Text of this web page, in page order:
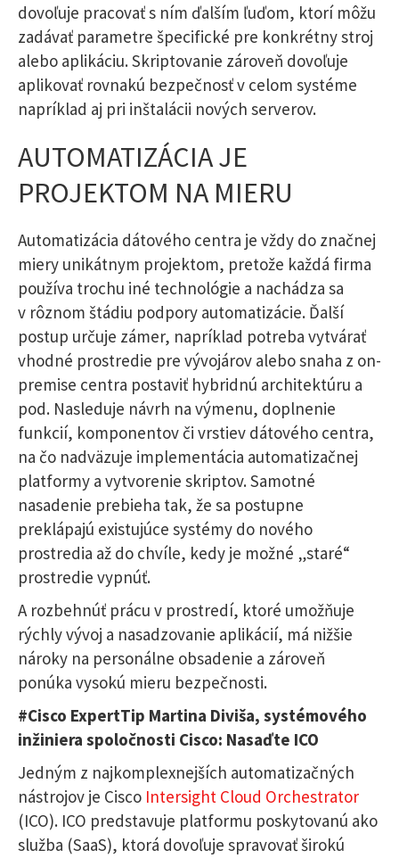
dovoľuje pracovať s ním ďalším ľuďom, ktorí môžu
zadávať parametre špecifické pre konkrétny stroj
alebo aplikáciu. Skriptovanie zároveň dovoľuje
aplikovať rovnakú bezpečnosť v celom systéme
napríklad aj pri inštalácii nových serverov.
AUTOMATIZÁCIA JE
PROJEKTOM NA MIERU
Automatizácia dátového centra je vždy do značnej
miery unikátnym projektom, pretože každá firma
používa trochu iné technológie a nachádza sa
v rôznom štádiu podpory automatizácie. Ďalší
postup určuje zámer, napríklad potreba vytvárať
vhodné prostredie pre vývojárov alebo snaha z on-
premise centra postaviť hybridnú architektúru a
pod. Nasleduje návrh na výmenu, doplnenie
funkcií, komponentov či vrstiev dátového centra,
na čo nadväzuje implementácia automatizačnej
platformy a vytvorenie skriptov. Samotné
nasadenie prebieha tak, že sa postupne
preklápajú existujúce systémy do nového
prostredia až do chvíle, kedy je možné „staré“
prostredie vypnúť.
A rozbehnúť prácu v prostredí, ktoré umožňuje
rýchly vývoj a nasadzovanie aplikácií, má nižšie
nároky na personálne obsadenie a zároveň
ponúka vysokú mieru bezpečnosti.
#Cisco ExpertTip Martina Diviša, systémového
inžiniera spoločnosti Cisco: Nasaďte ICO
Jedným z najkomplexnejších automatizačných
nástrojov je Cisco Intersight Cloud Orchestrator
(ICO). ICO predstavuje platformu poskytovanú ako
služba (SaaS), ktorá dovoľuje spravovať širokú